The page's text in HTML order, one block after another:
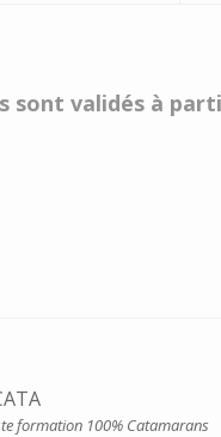
sont validés à
formation 100% Catamarans